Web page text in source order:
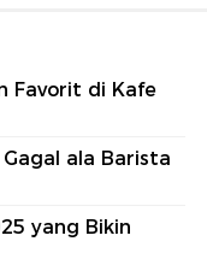
Favorit di Kafe
ala Barista
yang Bikin